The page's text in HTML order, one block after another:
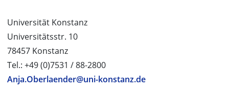
Universität Konstanz
Universitätsstr. 10
78457 Konstanz
Tel.: +49 (0)7531 / 88-2800
Anja.Oberlaender@uni-konstanz.de